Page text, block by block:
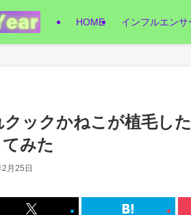
HOME インフルエンサ
クックかねこが植毛し
みた
月25日